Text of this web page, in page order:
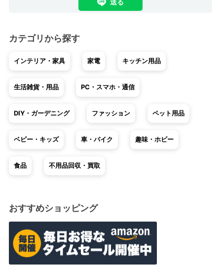
送る
カテゴリから探す
インテリア・家具 家電 キッチン用品
生活雑貨・用品 PC・スマホ・通信
DIY・ガーデニング ファッション ペット用品
ベビー・キッズ 車・バイク 趣味・ホビー
食品 不用品回収・買取
おすすめショッピング